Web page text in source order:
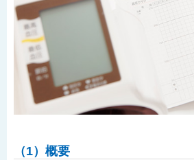
（1）概要